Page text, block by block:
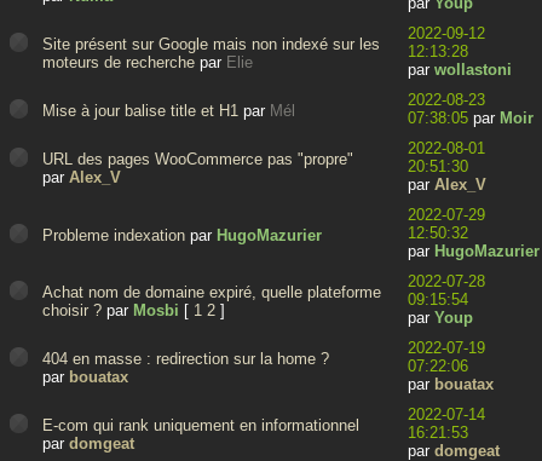
Site présent sur Google mais non indexé sur les
moteurs de recherche par Elie
2022-09-12
12:13:28
par wollastoni
Mise à jour balise title et H1 par Mél
2022-08-23
07:38:05 par Moir
URL des pages WooCommerce pas "propre"
parAlex_V
2022-08-01
20:51:30
par Alex_V
Probleme indexation par HugoMazurier
2022-07-29
12:50:32
par HugoMazurier
Achat nom de domaine expiré, quelle plateforme
choisir ? par Mosbi [ 1 2 ]
2022-07-28
09:15:54
par Youp
404 en masse : redirection sur la home ?
par bouatax
2022-07-19
07:22:06
par bouatax
E-com qui rank uniquement en informationnel
pardomgeat
2022-07-14
16:21:53
par domgeat